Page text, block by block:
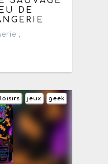
DE
,
geek
jeux
loisirs